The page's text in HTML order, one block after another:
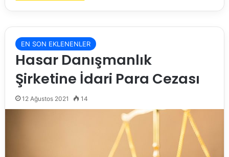
EN SON EKLENENLER
Hasar Danışmanlık
Şirketine İdari Para Cezası
12 Ağustos 2021 14